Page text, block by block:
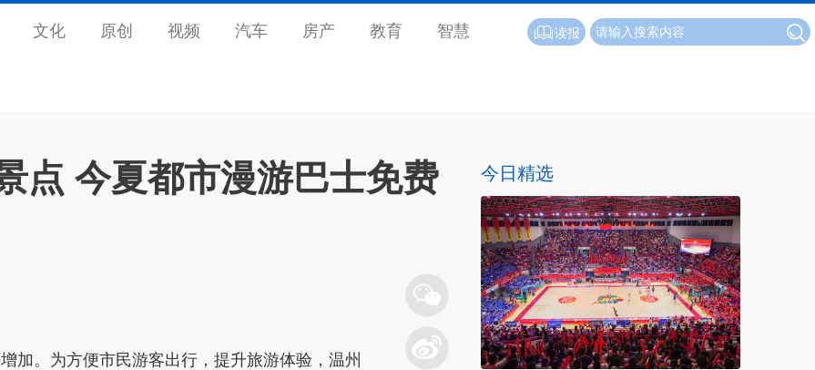
文化 原创 视频 汽车 房产 教育 智慧 读报
点 今夏都市漫游巴士免费
。为方便市民游客出行，提升旅游体验，温州
今日精选